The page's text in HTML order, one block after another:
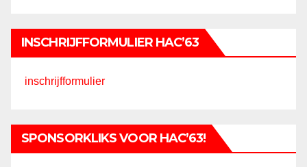
INSCHRIJFFORMULIER HAC’63
inschrijfformulier
SPONSORKLIKS VOOR HAC’63!